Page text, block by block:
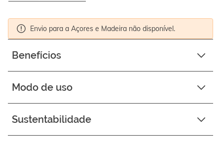
WARNING
-
Envio para a Açores e Madeira não disponível.
Benefícios
Modo de uso
Sustentabilidade